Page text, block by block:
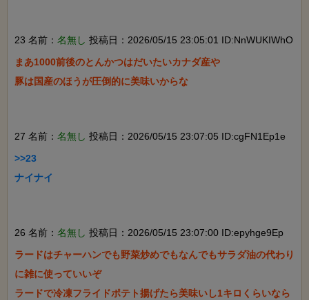
23 名前： 名無し 投稿日：2026/05/15 23:05:01 ID:NnWUKIWhO
まあ1000前後のとんかつはだいたいカナダ産や
豚は国産のほうが圧倒的に美味いからな
27 名前： 名無し 投稿日：2026/05/15 23:07:05 ID:cgFN1Ep1e
>>23
ナイナイ
26 名前： 名無し 投稿日：2026/05/15 23:07:00 ID:epyhge9Ep
ラードはチャーハンでも野菜炒めでもなんでもサラダ油の代わり
に雑に使っていいぞ
ラードで冷凍フライドポテト揚げたら美味いし1キロくらいなら